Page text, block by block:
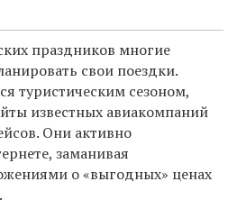
праздников многие
свои поездки.
туристическим сезоном,
известных авиакомпаний
Они активно
заманивая
о «выгодных» ценах